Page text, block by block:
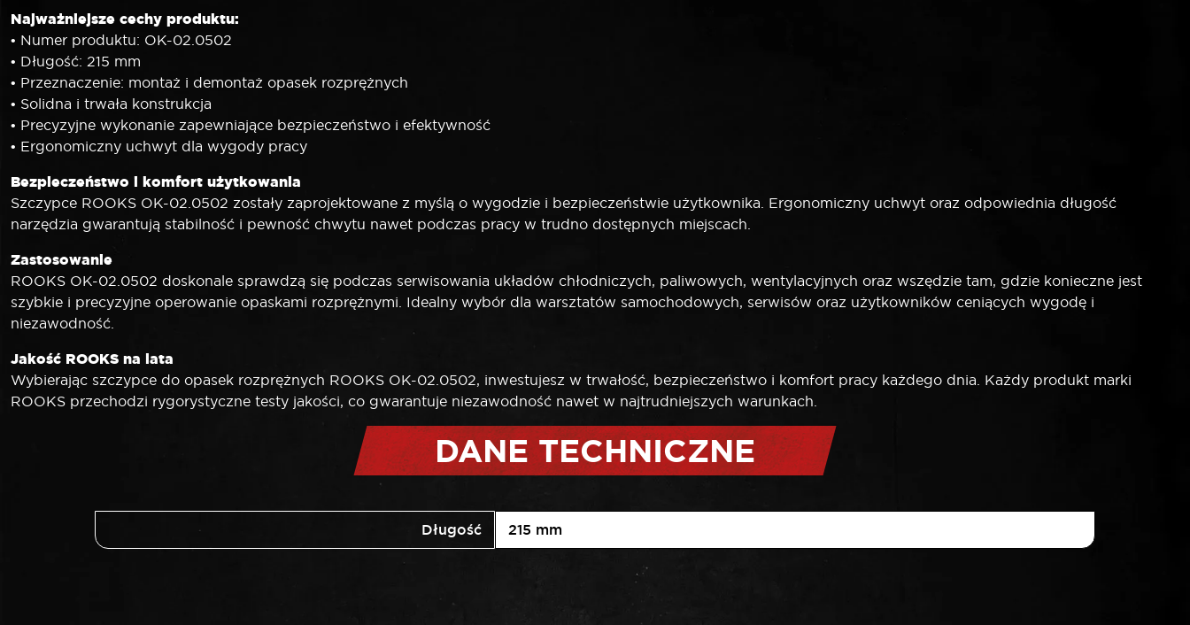
Najważniejsze cechy produktu:
• Numer produktu: OK-02.0502
• Długość: 215 mm
• Przeznaczenie: montaż i demontaż opasek rozprężnych
• Solidna i trwała konstrukcja
• Precyzyjne wykonanie zapewniające bezpieczeństwo i efektywność
• Ergonomiczny uchwyt dla wygody pracy
Bezpieczeństwo i komfort użytkowania
Szczypce ROOKS OK-02.0502 zostały zaprojektowane z myślą o wygodzie i bezpieczeństwie użytkownika. Ergonomiczny uchwyt oraz odpowiednia długość
narzędzia gwarantują stabilność i pewność chwytu nawet podczas pracy w trudno dostępnych miejscach.
Zastosowanie
ROOKS OK-02.0502 doskonale sprawdzą się podczas serwisowania układów chłodniczych, paliwowych, wentylacyjnych oraz wszędzie tam, gdzie konieczne jest
szybkie i precyzyjne operowanie opaskami rozprężnymi. Idealny wybór dla warsztatów samochodowych, serwisów oraz użytkowników ceniących wygodę i
niezawodność.
Jakość ROOKS na lata
Wybierając szczypce do opasek rozprężnych ROOKS OK-02.0502, inwestujesz w trwałość, bezpieczeństwo i komfort pracy każdego dnia. Każdy produkt marki
ROOKS przechodzi rygorystyczne testy jakości, co gwarantuje niezawodność nawet w najtrudniejszych warunkach.
DANE TECHNICZNE
Długość 215 mm